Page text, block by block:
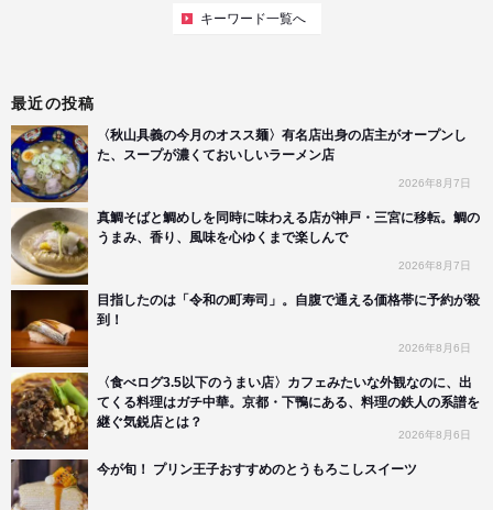
キーワード一覧へ
最近の投稿
〈秋山具義の今月のオスス麺〉有名店出身の店主がオープンし
た、スープが濃くておいしいラーメン店
2026年8月7日
真鯛そばと鯛めしを同時に味わえる店が神戸・三宮に移転。鯛の
うまみ、香り、風味を心ゆくまで楽しんで
2026年8月7日
目指したのは「令和の町寿司」。自腹で通える価格帯に予約が殺
到！
2026年8月6日
〈食べログ3.5以下のうまい店〉カフェみたいな外観なのに、出
てくる料理はガチ中華。京都・下鴨にある、料理の鉄人の系譜を
継ぐ気鋭店とは？
2026年8月6日
今が旬！ プリン王子おすすめのとうもろこしスイーツ